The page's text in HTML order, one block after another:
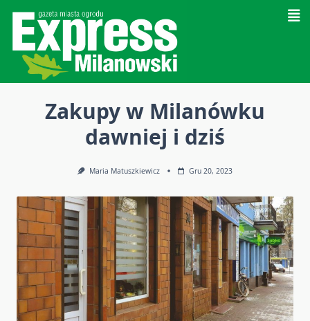
content
Zakupy w Milanówku
dawniej i dziś
Maria Matuszkiewicz Gru 20, 2023